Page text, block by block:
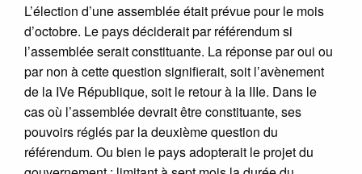
L’élection d’une assemblée était prévue pour le mois
d’octobre. Le pays déciderait par référendum si
l’assemblée serait constituante. La réponse par oui ou
par non à cette question signifierait, soit l’avènement
de la IVe République, soit le retour à la IIIe. Dans le
cas où l’assemblée devrait être constituante, ses
pouvoirs réglés par la deuxième question du
référendum. Ou bien le pays adopterait le projet du